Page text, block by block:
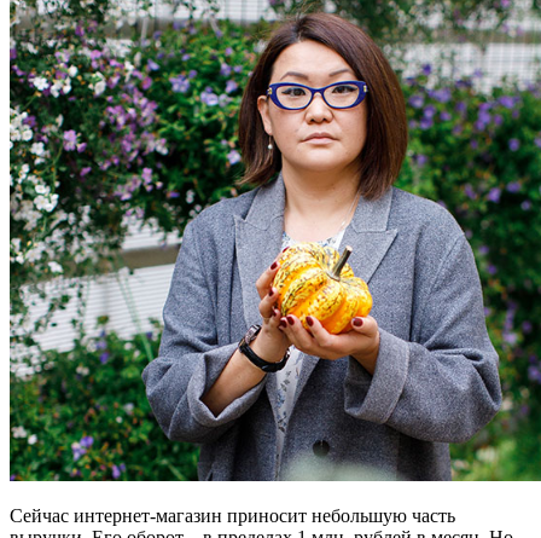
Сейчас интернет-магазин приносит небольшую часть